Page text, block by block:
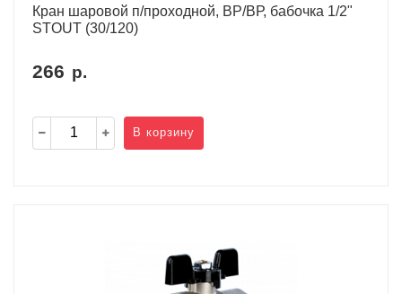
Кран шаровой п/проходной, ВР/ВР, бабочка 1/2"
STOUT (30/120)
266 р.
В корзину